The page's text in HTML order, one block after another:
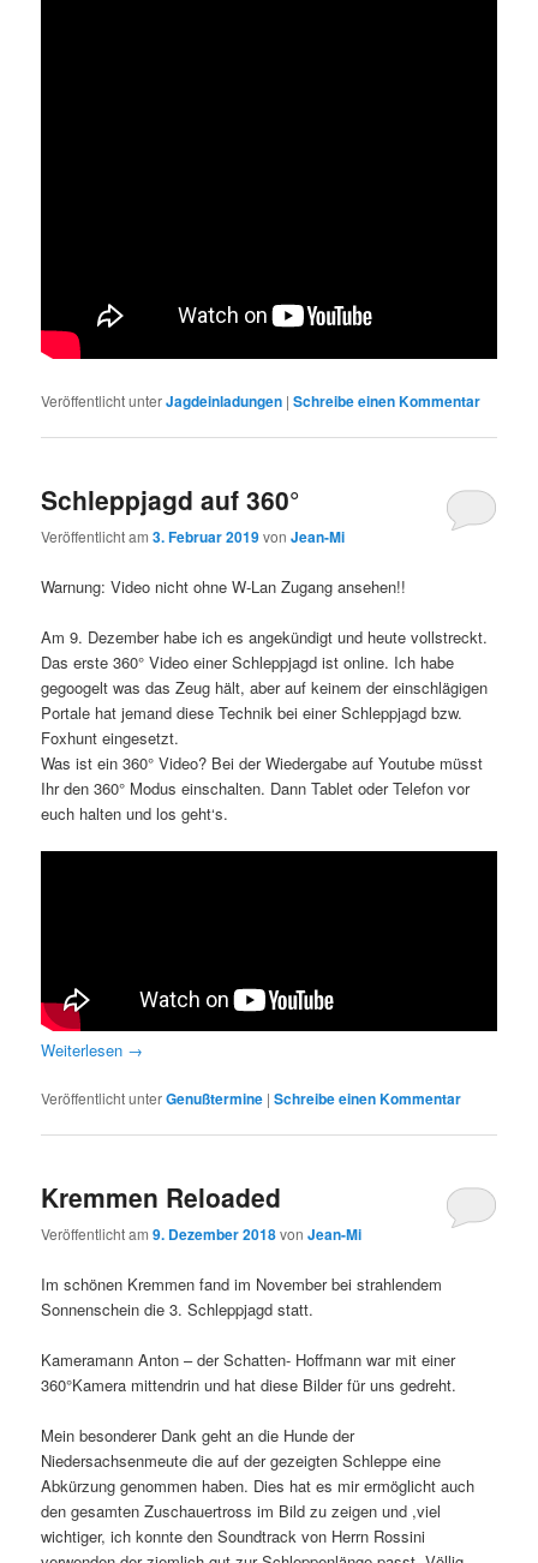
Veröffentlicht unterJagdeinladungen |Schreibe einen Kommentar
Schleppjagd auf 360°
Veröffentlicht am3. Februar 2019vonJean-Mi
Warnung: Video nicht ohne W-Lan Zugang ansehen!!
Am 9. Dezember habe ich es angekündigt und heute vollstreckt.
Das erste 360° Video einer Schleppjagd ist online. Ich habe
gegoogelt was das Zeug hält, aber auf keinem der einschlägigen
Portale hat jemand diese Technik bei einer Schleppjagd bzw.
Foxhunt eingesetzt.
Was ist ein 360° Video? Bei der Wiedergabe auf Youtube müsst
Ihr den 360° Modus einschalten. Dann Tablet oder Telefon vor
euch halten und los geht‘s.
Weiterlesen →
Veröffentlicht unterGenußtermine |Schreibe einen Kommentar
Kremmen Reloaded
Veröffentlicht am9. Dezember 2018vonJean-Mi
Im schönen Kremmen fand im November bei strahlendem
Sonnenschein die 3. Schleppjagd statt.
Kameramann Anton – der Schatten- Hoffmann war mit einer
360°Kamera mittendrin und hat diese Bilder für uns gedreht.
Mein besonderer Dank geht an die Hunde der
Niedersachsenmeute die auf der gezeigten Schleppe eine
Abkürzung genommen haben. Dies hat es mir ermöglicht auch
den gesamten Zuschauertross im Bild zu zeigen und ,viel
wichtiger, ich konnte den Soundtrack von Herrn Rossini